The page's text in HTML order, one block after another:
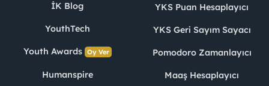
İK Blog
YouthTech
Youth Awards Oy Ver
Humanspire
YKS Puan Hesaplayıcı
YKS Geri Sayım Sayacı
Pomodoro Zamanlayıcı
Maaş Hesaplayıcı